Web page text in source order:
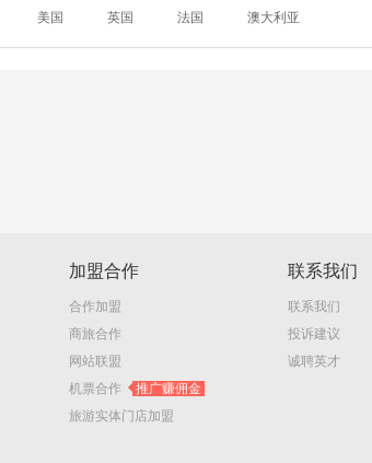
美国 英国 法国 澳大利亚
加盟合作
合作加盟
商旅合作
网站联盟
机票合作
推广赚佣金
旅游实体门店加盟
联系我们
联系我们
投诉建议
诚聘英才